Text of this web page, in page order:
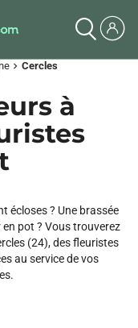
chevron_right Cercles
à
écloses ? Une brassée
pot ? Vous trouverez
(24), des fleuristes
au service de vos